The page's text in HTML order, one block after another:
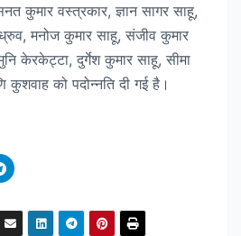
कुमार वस्त्रकार, ज्ञान सागर साहू,
ध्रुव, मनोज कुमार साहू, संजीव कुमार
केरकेट्टा, दुर्गेश कुमार साहू, सीमा
कुशवाह को पदोन्नति दी गई है।